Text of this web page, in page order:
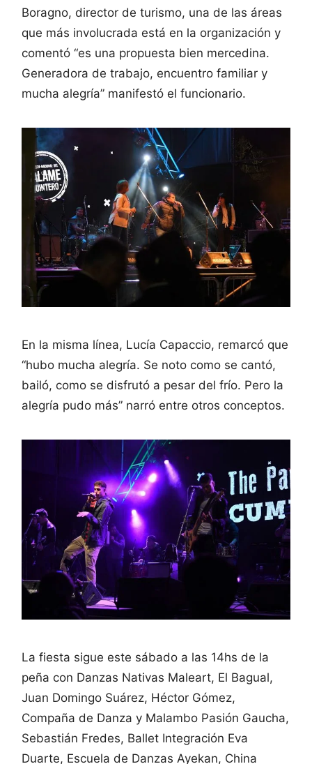
Boragno, director de turismo, una de las áreas
que más involucrada está en la organización y
comentó “es una propuesta bien mercedina.
Generadora de trabajo, encuentro familiar y
mucha alegría” manifestó el funcionario.
En la misma línea, Lucía Capaccio, remarcó que
“hubo mucha alegría. Se noto como se cantó,
bailó, como se disfrutó a pesar del frío. Pero la
alegría pudo más” narró entre otros conceptos.
La fiesta sigue este sábado a las 14hs de la
peña con Danzas Nativas Maleart, El Bagual,
Juan Domingo Suárez, Héctor Gómez,
Compaña de Danza y Malambo Pasión Gaucha,
Sebastián Fredes, Ballet Integración Eva
Duarte, Escuela de Danzas Ayekan, China